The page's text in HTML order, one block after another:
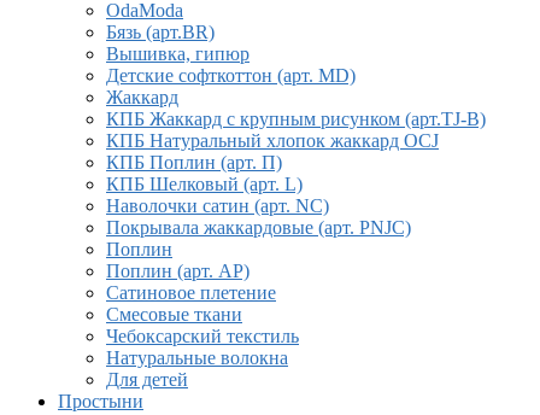
OdaModa
Бязь (арт.BR)
Вышивка, гипюр
Детские софткоттон (арт. MD)
Жаккард
КПБ Жаккард с крупным рисунком (арт.TJ-B)
КПБ Натуральный хлопок жаккард OCJ
КПБ Поплин (арт. П)
КПБ Шелковый (арт. L)
Наволочки сатин (арт. NC)
Покрывала жаккардовые (арт. PNJC)
Поплин
Поплин (арт. AP)
Сатиновое плетение
Смесовые ткани
Чебоксарский текстиль
Натуральные волокна
Для детей
Простыни